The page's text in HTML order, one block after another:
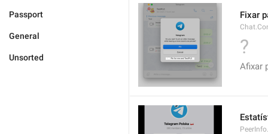
Passport
General
Unsorted
Fixar
?
Afixar